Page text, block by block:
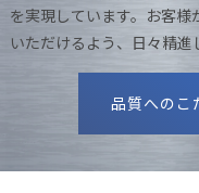
を実現しています。お客
いただけるよう、日々精進
品質へのこ